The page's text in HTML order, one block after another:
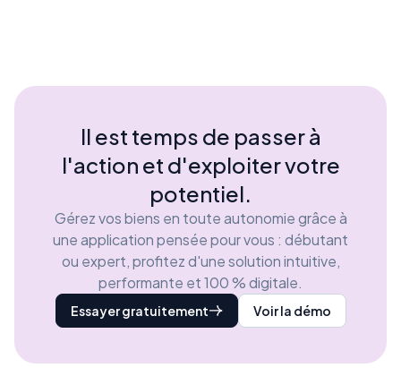
Il est temps de passer à
l'action et d'exploiter votre
potentiel.
Gérez vos biens en toute autonomie grâce à
une application pensée pour vous : débutant
ou expert, profitez d'une solution intuitive,
performante et 100 % digitale.
Essayer gratuitement Voir la démo